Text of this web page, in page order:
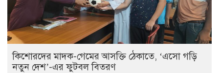
কিশোরদের মাদক-গেমের আসক্তি ঠেকাতে, ‘এসো গড়ি
নতুন দেশ’-এর ফুটবল বিতরণ